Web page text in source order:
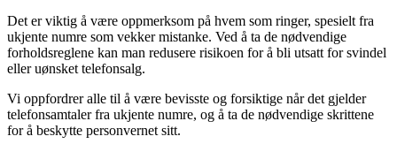
Det er viktig å være oppmerksom på hvem som ringer, spesielt fra
ukjente numre som vekker mistanke. Ved å ta de nødvendige
forholdsreglene kan man redusere risikoen for å bli utsatt for svindel
eller uønsket telefonsalg.
Vi oppfordrer alle til å være bevisste og forsiktige når det gjelder
telefonsamtaler fra ukjente numre, og å ta de nødvendige skrittene
for å beskytte personvernet sitt.